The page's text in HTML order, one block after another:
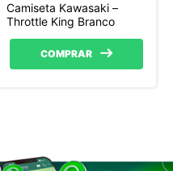
Camiseta Kawasaki –
Throttle King Branco
COMPRAR